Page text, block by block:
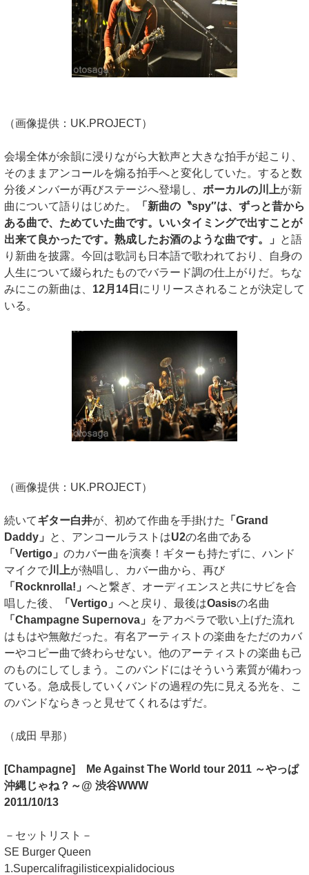
（画像提供：UK.PROJECT）
会場全体が余韻に浸りながら大歓声と大きな拍手が起こり、
そのままアンコールを煽る拍手へと変化していた。すると数
分後メンバーが再びステージへ登場し、 ボーカルの川上が新
曲について語りはじめた。
「新曲の〝spy″は、ずっと昔から
ある曲で、ためていた曲です。いいタイミングで出すことが
出来て良かったです。熟成したお酒のような曲です。」
と語
り新曲を披露。今回は歌詞も日本語で歌われており、自身の
人生について綴られたものでバラード調の仕上がりだ。ちな
みにこの新曲は、 12月14日 にリリースされることが決定して
いる。
（画像提供：UK.PROJECT）
続いてギター白井が、初めて作曲を手掛けた
「Grand
Daddy」
と、アンコールラストはU2の名曲である
「Vertigo」 のカバー曲を演奏！ギターも持たずに、ハンド
マイクで川上が熱唱し、カバー曲から、再び
「Rocknrolla!」 へと繋ぎ、オーディエンスと共にサビを合
唱した後、
「Vertigo」 へと戻り、最後はOasisの名曲
「Champagne Supernova」
をアカペラで歌い上げた流れ
はもはや無敵だった。有名アーティストの楽曲をただのカバ
ーやコピー曲で終わらせない。他のアーティストの楽曲も己
のものにしてしまう。このバンドにはそういう素質が備わっ
ている。急成長していくバンドの過程の先に見える光を、こ
のバンドならきっと見せてくれるはずだ。
（成田 早那）
[Champagne] Me Against The World tour 2011 ～やっぱ
沖縄じゃね？～@ 渋谷WWW
2011/10/13
－セットリスト－
SE Burger Queen
1.Supercalifragilisticexpialidocious